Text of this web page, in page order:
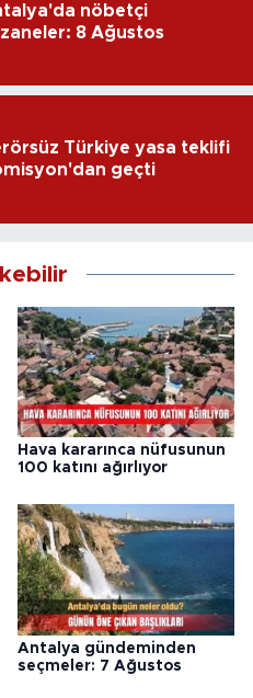
nöbetçi
eczaneler: 8 Ağustos
Türkiye yasa teklifi
geçti
Hava kararınca nüfusunun
100 katını ağırlıyor
Antalya gündeminden
seçmeler: 7 Ağustos